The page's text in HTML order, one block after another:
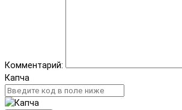
Комментарий:
Капча